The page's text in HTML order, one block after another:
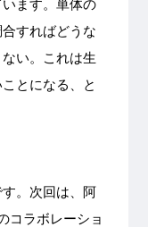
ます。単体の
すればどうな
い。これは生
とになる、と
。次回は、阿
コラボレーショ